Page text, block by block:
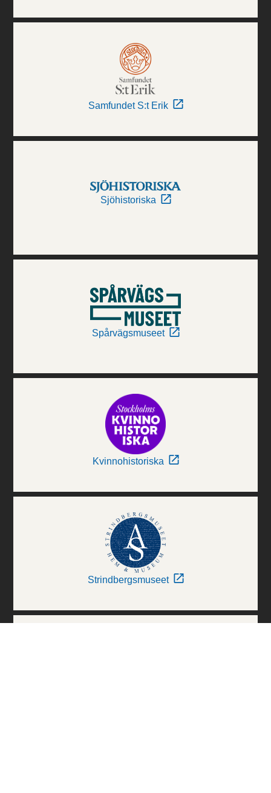
Samfundet S:t Erik
Sjöhistoriska
Spårvägsmuseet
Kvinnohistoriska
Strindbergsmuseet